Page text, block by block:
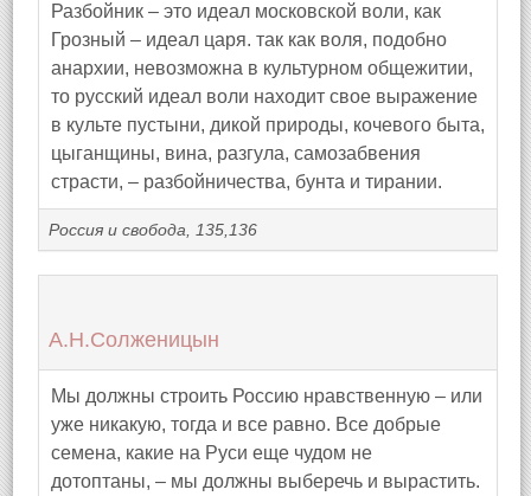
Разбойник – это идеал московской воли, как
Грозный – идеал царя. так как воля, подобно
анархии, невозможна в культурном общежитии,
то русский идеал воли находит свое выражение
в культе пустыни, дикой природы, кочевого быта,
цыганщины, вина, разгула, самозабвения
страсти, – разбойничества, бунта и тирании.
Россия и свобода, 135,136
А.Н.Солженицын
Мы должны строить Россию нравственную – или
уже никакую, тогда и все равно. Все добрые
семена, какие на Руси еще чудом не
дотоптаны, – мы должны выберечь и вырастить.